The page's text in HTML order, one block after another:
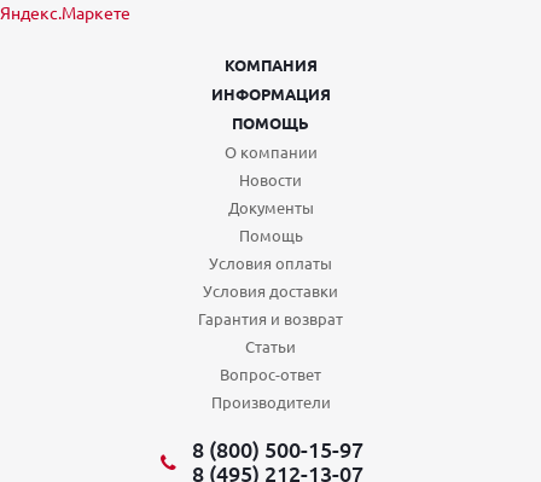
КОМПАНИЯ
ИНФОРМАЦИЯ
ПОМОЩЬ
О компании
Новости
Документы
Помощь
Условия оплаты
Условия доставки
Гарантия и возврат
Статьи
Вопрос-ответ
Производители
8 (800) 500-15-97
8 (495) 212-13-07